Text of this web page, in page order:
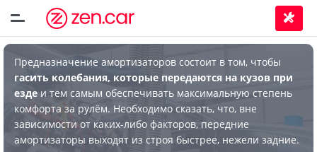
Предназначение амортизаторов состоит в том, чтобы
гасить колебания, которые передаются на кузов при
езде и тем самым обеспечивать максимальную степень
комфорта за рулём. Необходимо сказать, что, вне
зависимости от каких-либо факторов, передние
амортизаторы выходят из строя быстрее, нежели задние.